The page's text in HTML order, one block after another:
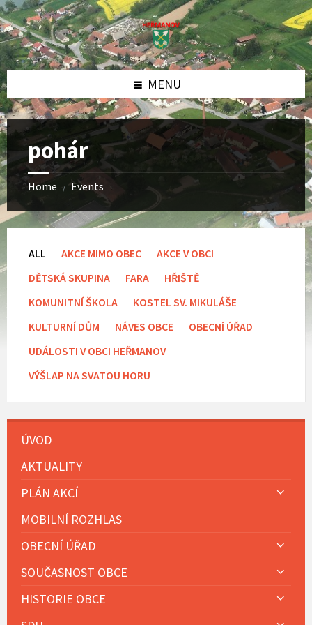
Skip
to
content
Skip
to
left
sidebar
Skip
to
footer
MENU
pohár
Home / Events
ALL AKCE MIMO OBEC
AKCE V OBCI
DĚTSKÁ SKUPINA
FARA
HŘIŠTĚ
KOMUNITNÍ ŠKOLA
KOSTEL SV. MIKULÁŠE
KULTURNÍ DŮM
NÁVES OBCE
OBECNÍ ÚŘAD
UDÁLOSTI V OBCI HEŘMANOV
VÝŠLAP NA SVATOU HORU
ÚVOD
AKTUALITY
PLÁN AKCÍ
MOBILNÍ ROZHLAS
OBECNÍ ÚŘAD
SOUČASNOST OBCE
HISTORIE OBCE